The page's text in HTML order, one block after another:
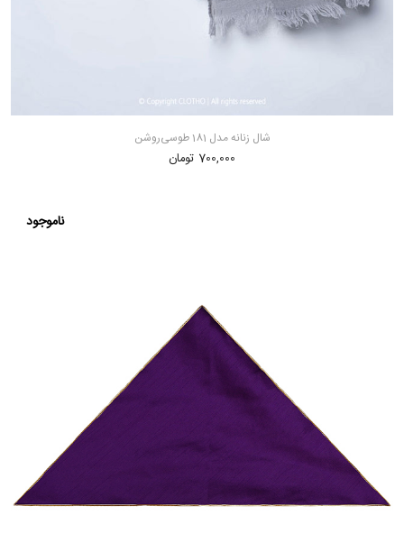
شال زنانه مدل 181 طوسی‌روشن
700,000 تومان
ناموجود